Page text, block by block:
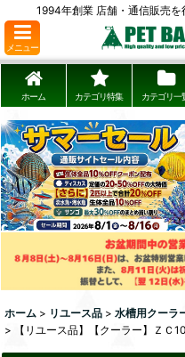
1994年創業 店舗・通信販売
メニュー
ホーム カテゴリ特集 カテゴリ一
ホーム > リユース品 > 水槽用クーラ
>
【リユース品】【クーラー】ＺＣ